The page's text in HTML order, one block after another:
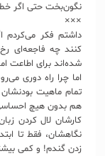
نگون‌بخت حتی اگر
×××
داشتم فکر می‌کردم
کنند چه فاجعه‌ای
شده‌اند برای اطاعت
اما چرا راه دوری
تمام ماهیت
هم بدون هیچ
کارشان لال کردن
نگاهشان، فقط تا
زدن گندم! و کمی‌